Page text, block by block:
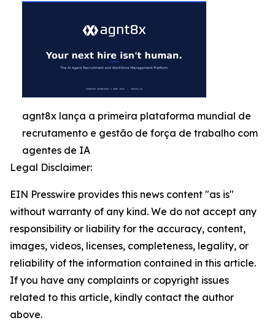
agnt8x lança a primeira plataforma mundial de
recrutamento e gestão de força de trabalho com
agentes de IA
Legal Disclaimer:
EIN Presswire provides this news content "as is"
without warranty of any kind. We do not accept any
responsibility or liability for the accuracy, content,
images, videos, licenses, completeness, legality, or
reliability of the information contained in this article.
If you have any complaints or copyright issues
related to this article, kindly contact the author
above.